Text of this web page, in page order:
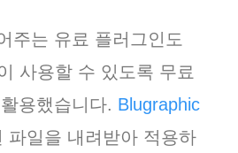
주는 유료 플러그인도
사용할 수 있도록 무료
용했습니다. Blugraphic
파일을 내려받아 적용하